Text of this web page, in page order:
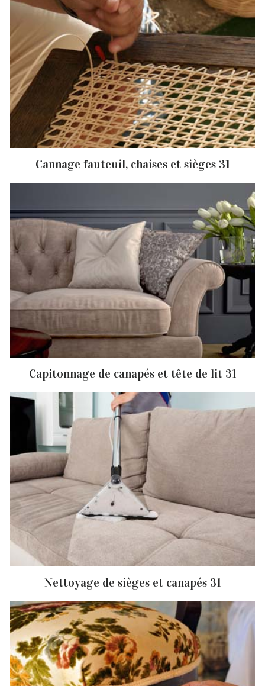
Cannage fauteuil, chaises et sièges 31
Capitonnage de canapés et tête de lit 31
Nettoyage de sièges et canapés 31